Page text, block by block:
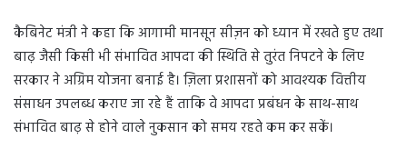
कैबिनेट मंत्री ने कहा कि आगामी मानसून सीज़न को ध्यान में रखते हुए तथा
बाढ़ जैसी किसी भी संभावित आपदा की स्थिति से तुरंत निपटने के लिए
सरकार ने अग्रिम योजना बनाई है। ज़िला प्रशासनों को आवश्यक वित्तीय
संसाधन उपलब्ध कराए जा रहे हैं ताकि वे आपदा प्रबंधन के साथ-साथ
संभावित बाढ़ से होने वाले नुकसान को समय रहते कम कर सकें।